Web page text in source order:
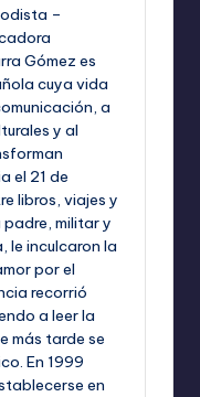
–
Gómez es
cuya vida
a
y al
el 21 de
libros, viajes y
militar y
le inculcaron la
por el
recorrió
a leer la
más tarde se
En 1999
en